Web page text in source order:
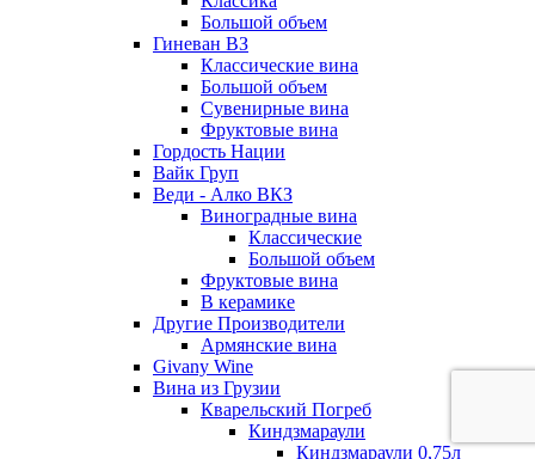
Большой объем
Гиневан ВЗ
Классические вина
Большой объем
Сувенирные вина
Фруктовые вина
Гордость Нации
Вайк Груп
Веди - Алко ВКЗ
Виноградные вина
Классические
Большой объем
Фруктовые вина
В керамике
Другие Производители
Армянские вина
Givany Wine
Вина из Грузии
Кварельский Погреб
Киндзмараули
Киндзмараули 0,75л